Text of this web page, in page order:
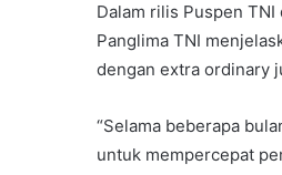
Dalam rilis Puspen
Panglima TNI
dengan extra ordinary
“Selama beberapa
untuk mempercepat